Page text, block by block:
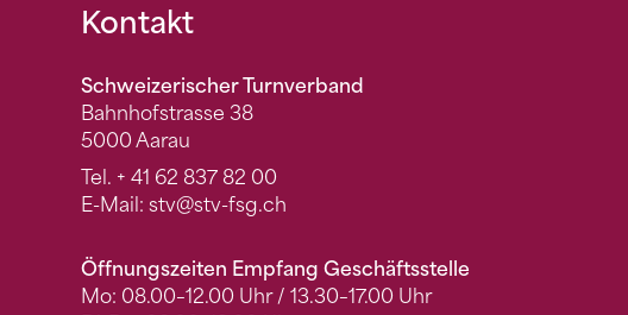
Fusszeile
Kontakt
Schweizerischer Turnverband
Bahnhofstrasse 38
5000 Aarau
Tel. + 41 62 837 82 00
E-Mail: stv@stv-fsg.ch
Öffnungszeiten Empfang Geschäftsstelle
Mo: 08.00–12.00 Uhr / 13.30–17.00 Uhr